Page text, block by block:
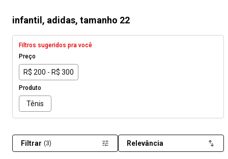
infantil, adidas, tamanho 22
Filtros sugeridos pra você
Preço
R$ 200 - R$ 300
Produto
Tênis
Filtrar (3) Relevância